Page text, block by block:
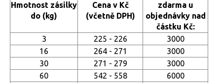
Hmotnost zásilky
do (kg)
Cena v Kč
(včetně DPH)
zdarma u
objednávky nad
částku Kč:
3
225 - 226
3000
16
264 - 271
3000
30
271 - 279
3000
60
542 - 558
6000